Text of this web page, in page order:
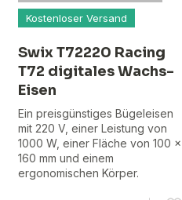
Kostenloser Versand
Swix T72220 Racing
T72 digitales Wachs-
Eisen
Ein preisgünstiges Bügeleisen
mit 220 V, einer Leistung von
1000 W, einer Fläche von 100 x
160 mm und einem
ergonomischen Körper.